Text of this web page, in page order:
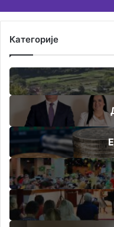
Категорије